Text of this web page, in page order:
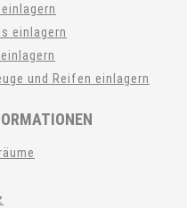
einlagern
und Reifen einlagern